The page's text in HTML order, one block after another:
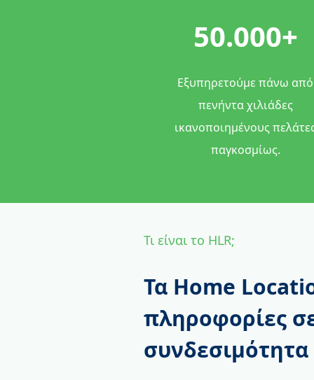
50.000+
Εξυπηρετούμε πάνω από
πενήντα χιλιάδες
ικανοποιημένους
παγκοσμίως.
Τι είναι το HLR;
Τα Home
πληροφορίες